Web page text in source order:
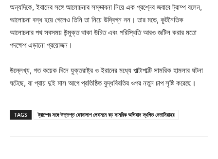
অন্যদিকে, ইরানের সঙ্গে আলোচনার সম্ভাবনা নিয়ে এক প্রশ্নের জবাবে ট্রাম্প বলেন,
আলোচনা বন্ধ হয়ে গেলেও তিনি তা নিয়ে উদ্বিগ্ন নন। তার মতে, কূটনৈতিক
আলোচনার পথ সবসময় উন্মুক্ত থাকা উচিত এবং পরিস্থিতি আরও জটিল করার মতো
পদক্ষেপ এড়ানো প্রয়োজন।
উল্লেখ্য, গত কয়েক দিনে যুক্তরাষ্ট্র ও ইরানের মধ্যে পাল্টাপাল্টি সামরিক হামলার ঘটনা
ঘটেছে, যা প্রায় দুই মাস আগে প্রতিষ্ঠিত যুদ্ধবিরতির ওপর নতুন চাপ সৃষ্টি করেছে।
TAGS ট্রাম্পের সঙ্গে উত্তপ্ত ফোনালাপ লেবাননে বড় সামরিক অভিযান স্থগিত নেতানিয়াহুর